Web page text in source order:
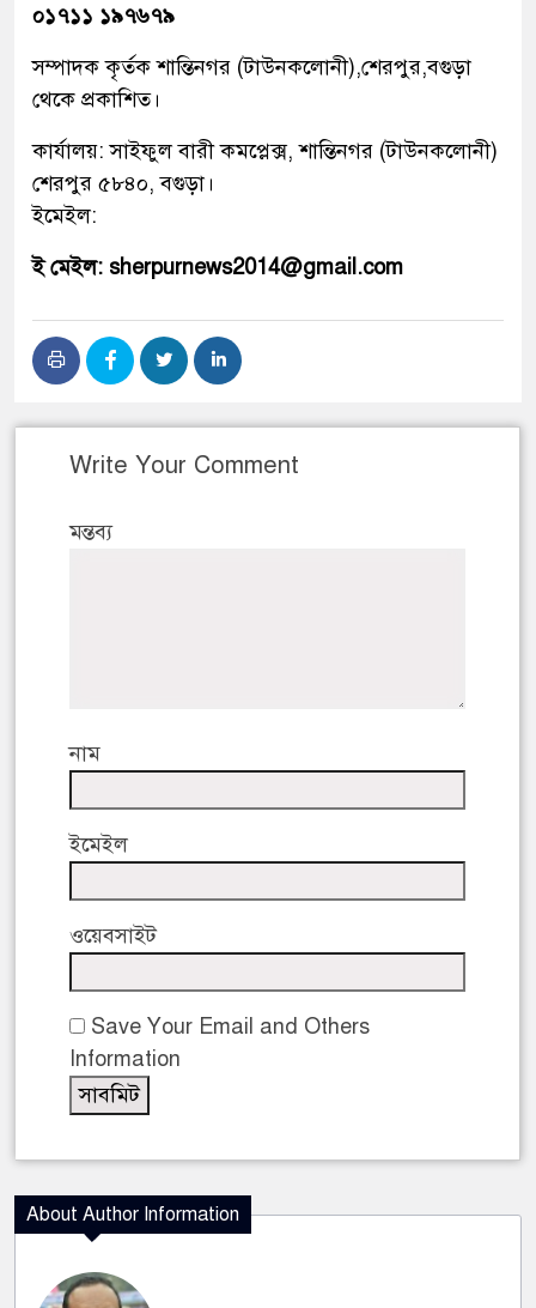
০১৭১১ ১৯৭৬৭৯
সম্পাদক কৃর্তক শান্তিনগর (টাউনকলোনী),শেরপুর,বগুড়া
থেকে প্রকাশিত।
কার্যালয়: সাইফুল বারী কমপ্লেক্স, শান্তিনগর (টাউনকলোনী)
শেরপুর ৫৮৪০, বগুড়া।
ইমেইল:
ই মেইল: sherpurnews2014@gmail.com
Write Your Comment
মন্তব্য
নাম
ইমেইল
ওয়েবসাইট
Save Your Email and Others
Information
About Author Information